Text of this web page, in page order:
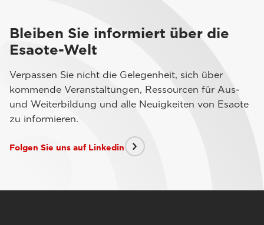
Bleiben Sie informiert über die
Esaote-Welt
Verpassen Sie nicht die Gelegenheit, sich über
kommende Veranstaltungen, Ressourcen für Aus-
und Weiterbildung und alle Neuigkeiten von Esaote
zu informieren.
Folgen Sie uns auf Linkedin